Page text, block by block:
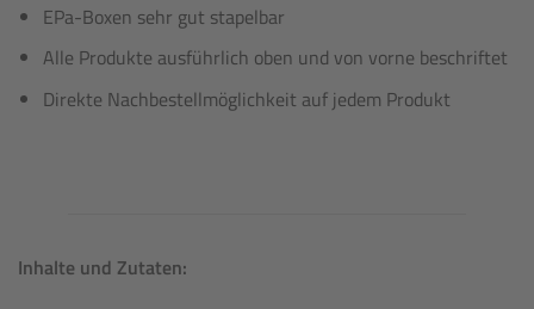
EPa-Boxen sehr gut stapelbar
Alle Produkte ausführlich oben und von vorne beschriftet
Direkte Nachbestellmöglichkeit auf jedem Produkt
Inhalte und Zutaten: